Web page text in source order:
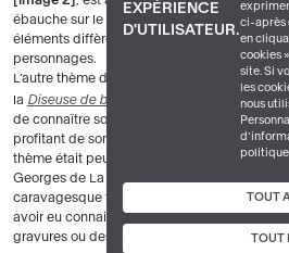
EXPÉRIENCE
D'UTILISATEUR.
ci-après
en
cookies
site. Si
les
nous
politique
TOUT
TOUT
ébauche sur le thème. Les compositions
éléments diffèrent : couleurs, lumière,
personnages.
L’autre thème de la tromperie privilégié par
la Diseuse de bonne aventure
. Un jeune
de connaître son avenir, est détroussé par
profitant de son inattention. Le tableau de
thème était peut-être le
Georges de La Tour est considéré comme le
caravagesque français et le plus tardif. Sans
avoir eu connaissance des œuvres de
gravures ou des toiles similaires de peintres